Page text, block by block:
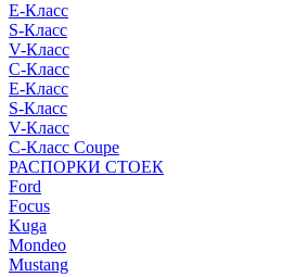
E-Класс
S-Класс
V-Класс
C-Класс
E-Класс
S-Класс
V-Класс
C-Класс Coupe
РАСПОРКИ СТОЕК
Ford
Focus
Kuga
Mondeo
Mustang